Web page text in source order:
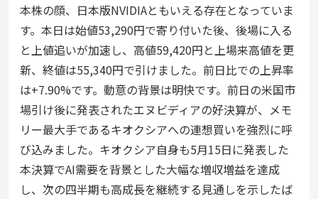
本株の顔、日本版NVIDIAともいえる存在となっていま
す。本日は始値53,290円で寄り付いた後、後場に入る
と上値追いが加速し、高値59,420円と上場来高値を更
新、終値は55,340円で引けました。前日比での上昇率
は+7.90%です。動意の背景は明快です。前日の米国市
場引け後に発表されたエヌビディアの好決算が、メモ
リー最大手であるキオクシアへの連想買いを強烈に呼
び込みました。キオクシア自身も5月15日に発表した
本決算でAI需要を背景とした大幅な増収増益を達成
し、次の四半期も高成長を継続する見通しを示したば